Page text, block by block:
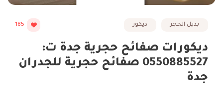
بديل الحجر ديكور 185
ديكورات صفائح حجرية جدة ت:
0550885527 صفائح حجرية للجدران
جدة